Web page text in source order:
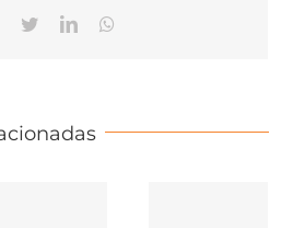
Facebook
TwitterLinkedinWhatsapp